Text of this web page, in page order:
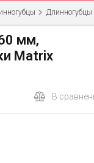
Длинногубцы
мм,
Matrix
В